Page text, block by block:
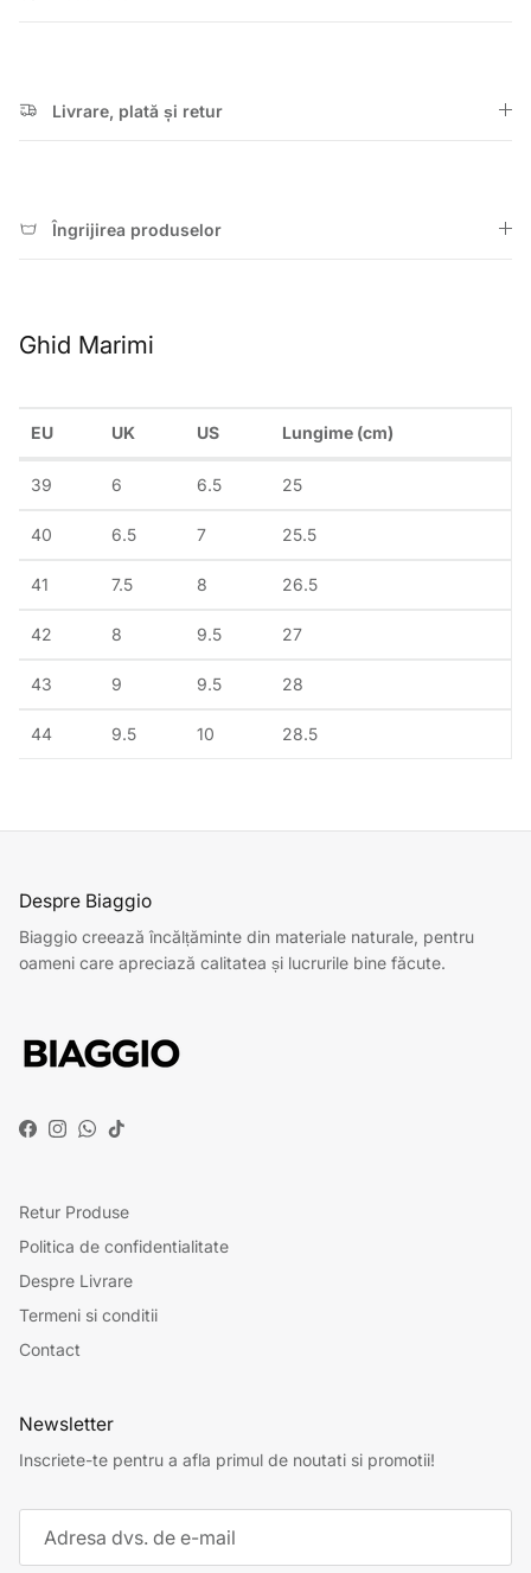
Livrare, plată și retur
Îngrijirea produselor
Ghid Marimi
EU UK US Lungime (cm)
39 6 6.5 25
40 6.5 7 25.5
41 7.5 8 26.5
42 8 9.5 27
43 9 9.5 28
44 9.5 10 28.5
Despre Biaggio
Biaggio creează încălțăminte din materiale naturale, pentru
oameni care apreciază calitatea și lucrurile bine făcute.
Facebook
Instagram
WhatsApp
TikTok
Retur Produse
Politica de confidentialitate
Despre Livrare
Termeni si conditii
Contact
Newsletter
Inscriete-te pentru a afla primul de noutati si promotii!